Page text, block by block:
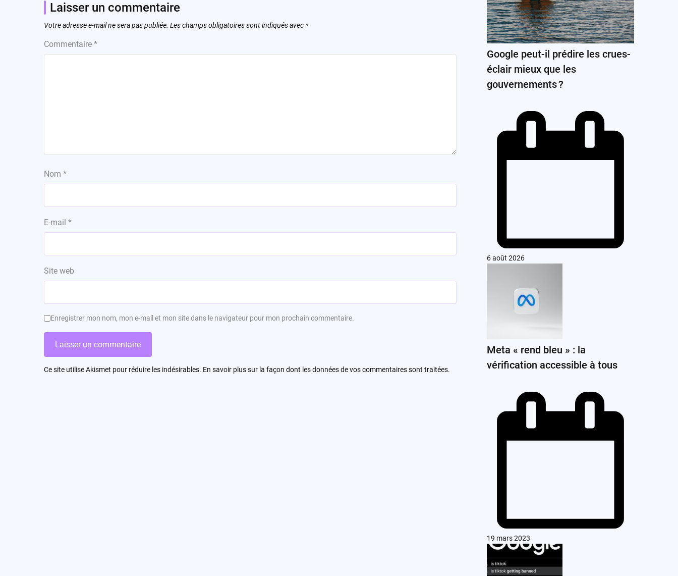
Laisser un commentaire
Votre adresse e-mail ne sera pas publiée. Les champs obligatoires sont indiqués avec *
Commentaire *
Nom *
E-mail *
Site web
Enregistrer mon nom, mon e-mail et mon site dans le navigateur pour mon prochain commentaire.
Ce site utilise Akismet pour réduire les indésirables. En savoir plus sur la façon dont les données de vos commentaires sont traitées.
Google peut-il prédire les crues-
éclair mieux que les
gouvernements ?
6 août 2026
Meta « rend bleu » : la
vérification accessible à tous
19 mars 2023